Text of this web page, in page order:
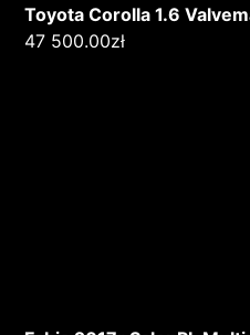
Toyota Corolla 1.6
47 500.00zł